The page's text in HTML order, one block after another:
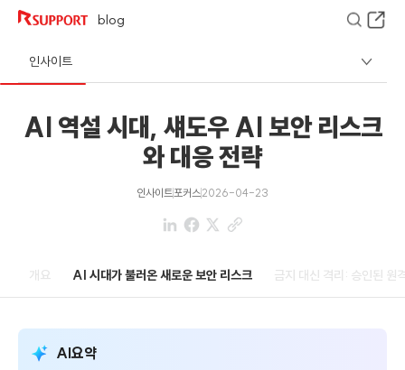
blog
인사이트
AI 역설 시대, 섀도우 AI 보안 리스크
와 대응 전략
인사이트포커스2026-04-23
개요 AI 시대가 불러온 새로운 보안 리스크 금지 대신 격리: 승인된 원
AI요약